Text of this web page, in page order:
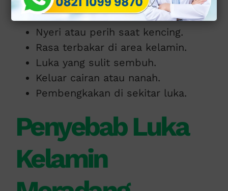
Gejalanya bisa meliputi:
Nyeri atau perih saat kencing.
Rasa terbakar di area kelamin.
Luka yang sulit sembuh.
Keluar cairan atau nanah.
Pembengkakan di sekitar luka.
Penyebab Luka
Kelamin